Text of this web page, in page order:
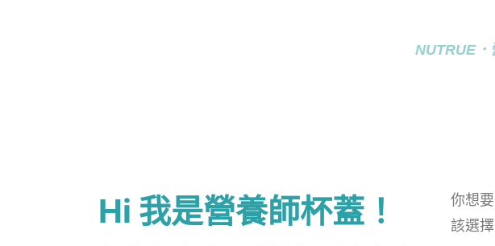
NUTRUE．
Hi 我是營養師杯蓋！
你想
該選